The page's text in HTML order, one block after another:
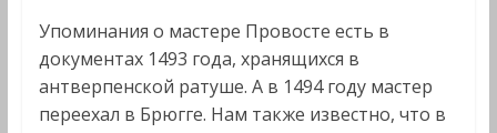
Упоминания о мастере Провосте есть в
документах 1493 года, хранящихся в
антверпенской ратуше. А в 1494 году мастер
переехал в Брюгге. Нам также известно, что в